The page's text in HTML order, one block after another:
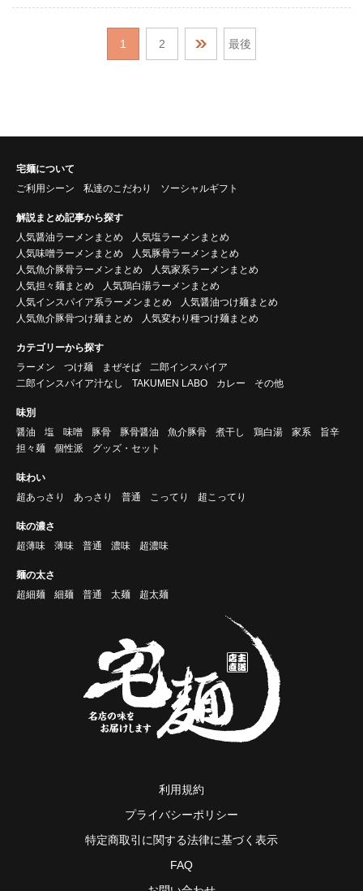
1 2 最後
宅麺について
ご利用シーン
私達のこだわり ソーシャルギフト
解説まとめ記事から探す
人気醤油ラーメンまとめ
人気塩ラーメンまとめ
人気味噌ラーメンまとめ
人気豚骨ラーメンまとめ
人気魚介豚骨ラーメンまとめ
人気家系ラーメンまとめ
人気担々麺まとめ
人気鶏白湯ラーメンまとめ
人気インスパイア系ラーメンまとめ
人気醤油つけ麺まとめ
人気魚介豚骨つけ麺まとめ
人気変わり種つけ麺まとめ
カテゴリーから探す
ラーメン
つけ麺 まぜそば
二郎インスパイア
二郎インスパイア汁なし
TAKUMEN LABO カレー その他
味別
醤油
塩 味噌 豚骨 豚骨醤油 魚介豚骨 煮干し 鶏白湯 家系
旨辛
担々麺
個性派 グッズ・セット
味わい
超あっさり
あっさり 普通 こってり 超こってり
味の濃さ
超薄味
薄味 普通 濃味 超濃味
麺の太さ
超細麺
細麺 普通 太麺 超太麺
利用規約
プライバシーポリシー
特定商取引に関する法律に基づく表示
FAQ